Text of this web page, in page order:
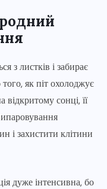
з листків і забирає
як піт охолоджує
сонці, її
і захистити клітини
дуже інтенсивна, бо